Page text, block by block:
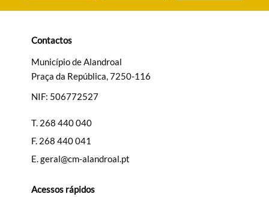
Contactos
Município de Alandroal
Praça da República, 7250-116
NIF: 506772527
T. 268 440 040
F. 268 440 041
E.geral@cm-alandroal.pt
Acessos rápidos